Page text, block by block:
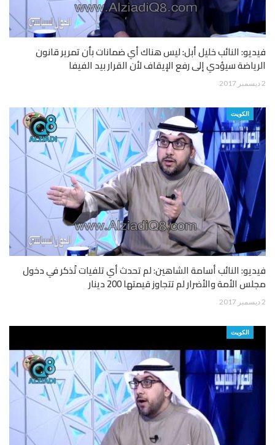
فيديو: النائب خليل أبل: ليس هناك أي ضمانات بأن تمرير قانون
الرياضة سيؤدي إلى رفع الإيقاف لأن القرار بيد الفيفا
2 ديسمبر 2017
الكويت
فيديو: النائب أسامة الشاهين: لم تحدث أي تلفيات تُذكر في دخول
مجلس الأمة والأضرار لم تتجاوز قيمتها 200 دينار
2 ديسمبر 2017
الكويت